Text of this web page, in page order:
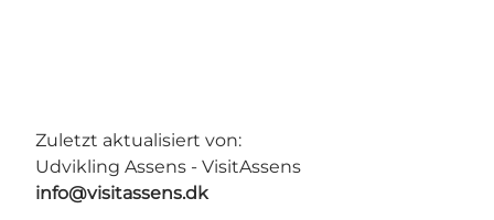
Zuletzt aktualisiert von:
Udvikling Assens - VisitAssens
info@visitassens.dk